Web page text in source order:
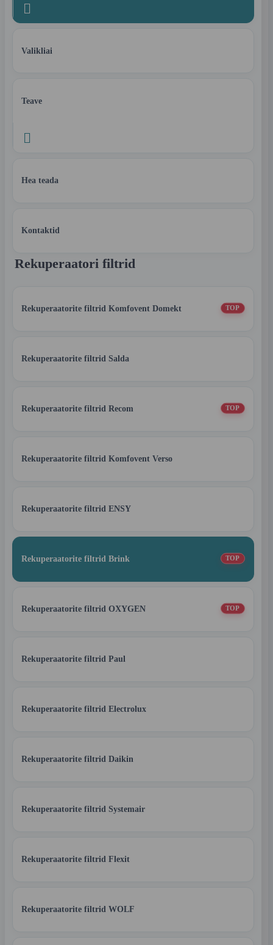

Valikliai
Teave

Hea teada
Kontaktid
Rekuperaatori filtrid
Rekuperaatorite filtrid Komfovent Domekt TOP
Rekuperaatorite filtrid Salda
Rekuperaatorite filtrid Recom TOP
Rekuperaatorite filtrid Komfovent Verso
Rekuperaatorite filtrid ENSY
Rekuperaatorite filtrid Brink TOP
Rekuperaatorite filtrid OXYGEN TOP
Rekuperaatorite filtrid Paul
Rekuperaatorite filtrid Electrolux
Rekuperaatorite filtrid Daikin
Rekuperaatorite filtrid Systemair
Rekuperaatorite filtrid Flexit
Rekuperaatorite filtrid WOLF